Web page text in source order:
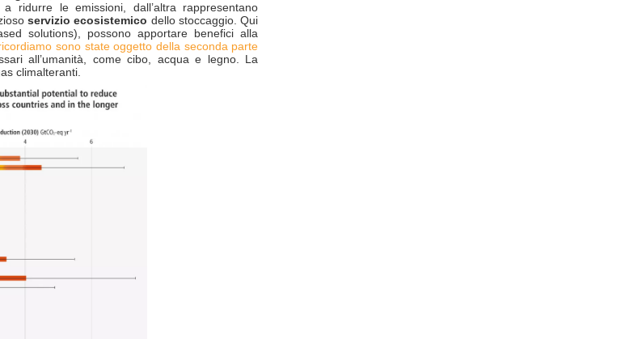
ridurre le emissioni, dall’altra rappresentano
servizio ecosistemico dello stoccaggio. Qui
solutions), possono apportare benefici alla
sono state oggetto della seconda parte
all’umanità, come cibo, acqua e legno. La
climalteranti.